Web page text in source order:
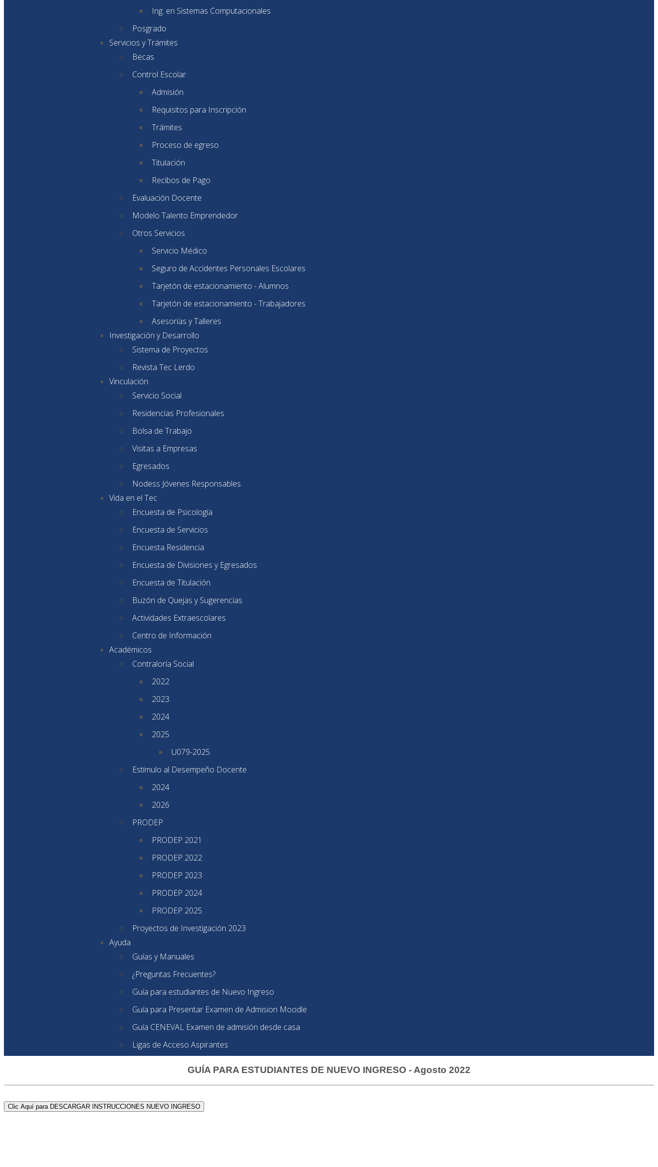
Ing. en Sistemas Computacionales
Posgrado
Servicios y Trámites
Becas
Control Escolar
Admisión
Requisitos para Inscripción
Trámites
Proceso de egreso
Titulación
Recibos de Pago
Evaluación Docente
Modelo Talento Emprendedor
Otros Servicios
Servicio Médico
Seguro de Accidentes Personales Escolares
Tarjetón de estacionamiento - Alumnos
Tarjetón de estacionamiento - Trabajadores
Asesorías y Talleres
Investigación y Desarrollo
Sistema de Proyectos
Revista Tec Lerdo
Vinculación
Servicio Social
Residencias Profesionales
Bolsa de Trabajo
Visitas a Empresas
Egresados
Nodess Jóvenes Responsables
Vida en el Tec
Encuesta de Psicología
Encuesta de Servicios
Encuesta Residencia
Encuesta de Divisiones y Egresados
Encuesta de Titulación
Buzón de Quejas y Sugerencias
Actividades Extraescolares
Centro de Información
Académicos
Contraloría Social
2022
2023
2024
2025
U079-2025
Estímulo al Desempeño Docente
2024
2026
PRODEP
PRODEP 2021
PRODEP 2022
PRODEP 2023
PRODEP 2024
PRODEP 2025
Proyectos de Investigación 2023
Ayuda
Guías y Manuales
¿Preguntas Frecuentes?
Guía para estudiantes de Nuevo Ingreso
Guía para Presentar Examen de Admision Moodle
Guía CENEVAL Examen de admisión desde casa
Ligas de Acceso Aspirantes
GUÍA PARA ESTUDIANTES DE NUEVO INGRESO - Agosto 2022
Clic Aquí para DESCARGAR INSTRUCCIONES NUEVO INGRESO